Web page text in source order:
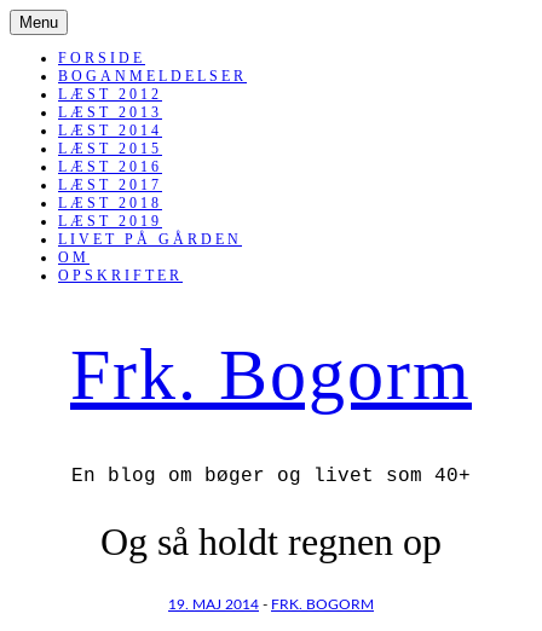
Menu SKIP
TO
CONTENT
FORSIDE
BOGANMELDELSER
LÆST 2012
LÆST 2013
LÆST 2014
LÆST 2015
LÆST 2016
LÆST 2017
LÆST 2018
LÆST 2019
LIVET PÅ GÅRDEN
OM
OPSKRIFTER
Frk. Bogorm
En blog om bøger og livet som 40+
Og så holdt regnen op
19. MAJ 2014 - FRK. BOGORM